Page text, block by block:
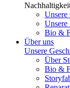
Unsere
Unsere
Bio &
Über uns
Unsere
Über
Bio &